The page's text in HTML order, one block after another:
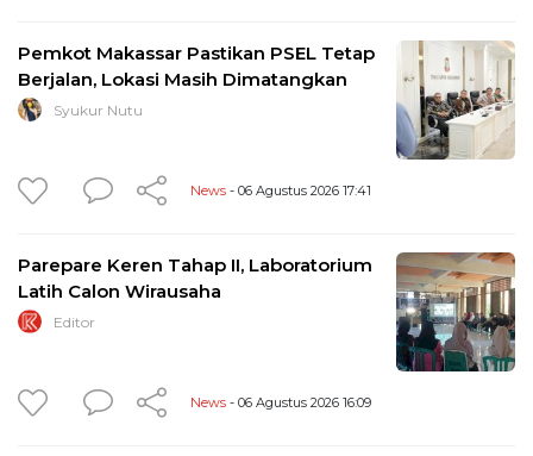
Pemkot Makassar Pastikan PSEL Tetap
Berjalan, Lokasi Masih Dimatangkan
Syukur Nutu
News - 06 Agustus 2026 17:41
Parepare Keren Tahap II, Laboratorium
Latih Calon Wirausaha
Editor
News - 06 Agustus 2026 16:09